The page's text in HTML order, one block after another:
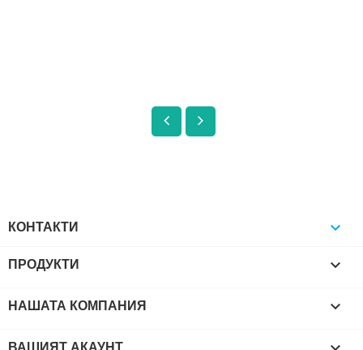
КОНТАКТИ 
ПРОДУКТИ 
НАШАТА КОМПАНИЯ 